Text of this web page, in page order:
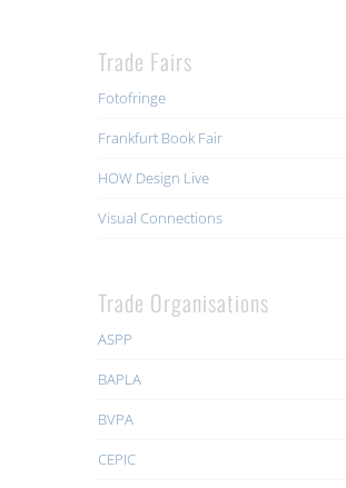
Trade Fairs
Fotofringe
Frankfurt Book Fair
HOW Design Live
Visual Connections
Trade Organisations
ASPP
BAPLA
BVPA
CEPIC